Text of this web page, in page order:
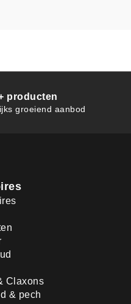
producten
groeiend aanbod
Claxons
& pech